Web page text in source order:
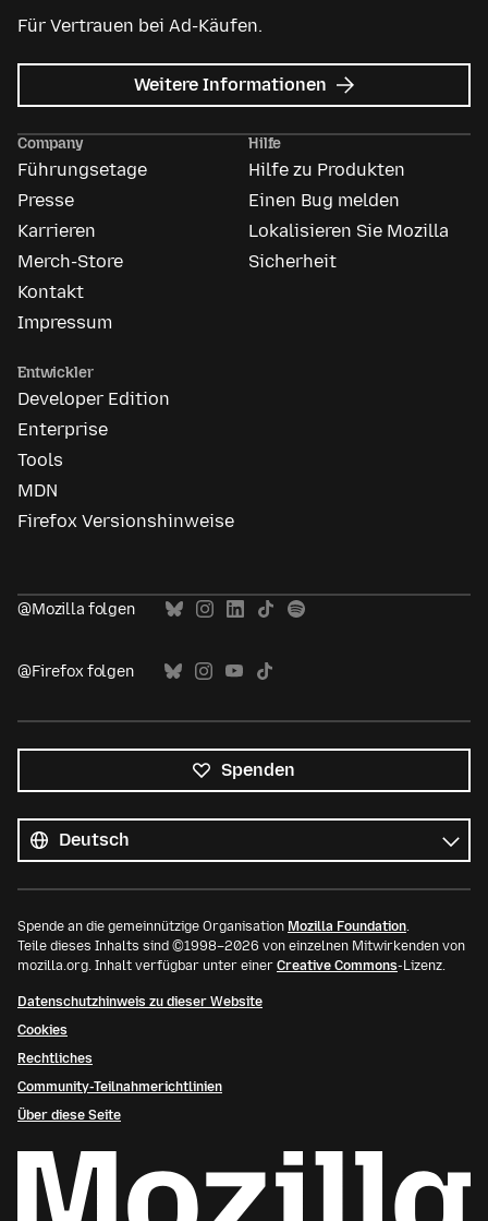
Für Vertrauen bei Ad-Käufen.
Weitere Informationen zu
Mozilla
Company
Führungsetage
Presse
Karrieren
Merch-Store
Kontakt
Impressum
Hilfe
Hilfe zu Produkten
Einen Bug melden
Lokalisieren Sie Mozilla
Sicherheit
Entwickler
Developer Edition
Enterprise
Tools
MDN
Firefox Versionshinweise
@Mozilla folgen
@Firefox folgen
Spenden
Sprachen
Sprache
Spende an die gemeinnützige Organisation Mozilla Foundation.
Teile dieses Inhalts sind ©1998–2026 von einzelnen Mitwirkenden von
mozilla.org. Inhalt verfügbar unter einer Creative Commons-Lizenz.
Datenschutzhinweis zu dieser Website
Cookies
Rechtliches
Community-Teilnahmerichtlinien
Über diese Seite